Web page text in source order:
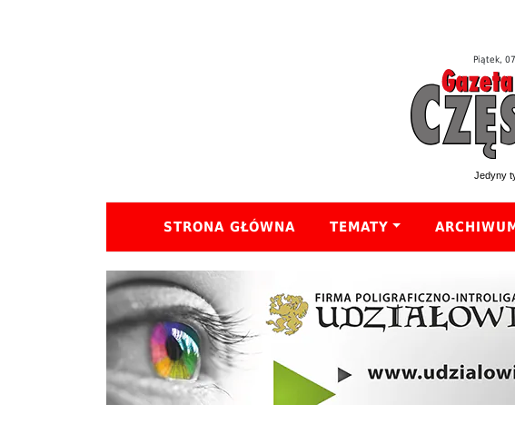
Piątek,
Jedyny
STRONA GŁÓWNA TEMATY